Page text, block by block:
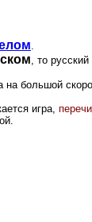
, то
на большой
игра,